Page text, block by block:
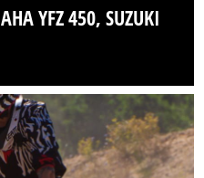
YFZ 450, SUZUKI